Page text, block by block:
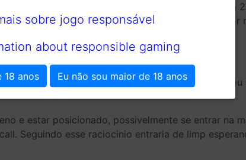
seja random e o range de limp do jogador D seja
seria de 65%. Então eu penso que o
ele vai all in…e se o BB e/ ou o SB pagarem ou
e estar posicionado, possivelmente se entrar na
Seguindo esse raciocinio entraria de limp
sobre jogo responsável
about responsible gaming
18 anos Eu não sou maior de 18 anos